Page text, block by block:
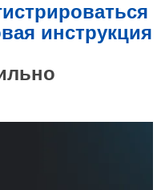
инструкция